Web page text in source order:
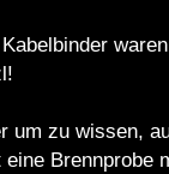
um zu wissen,
eine Brennprobe